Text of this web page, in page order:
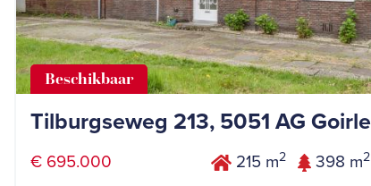
Beschikbaar
Tilburgseweg 213, 5051 AG Goirle
€ 695.000 215 m2 398 m2